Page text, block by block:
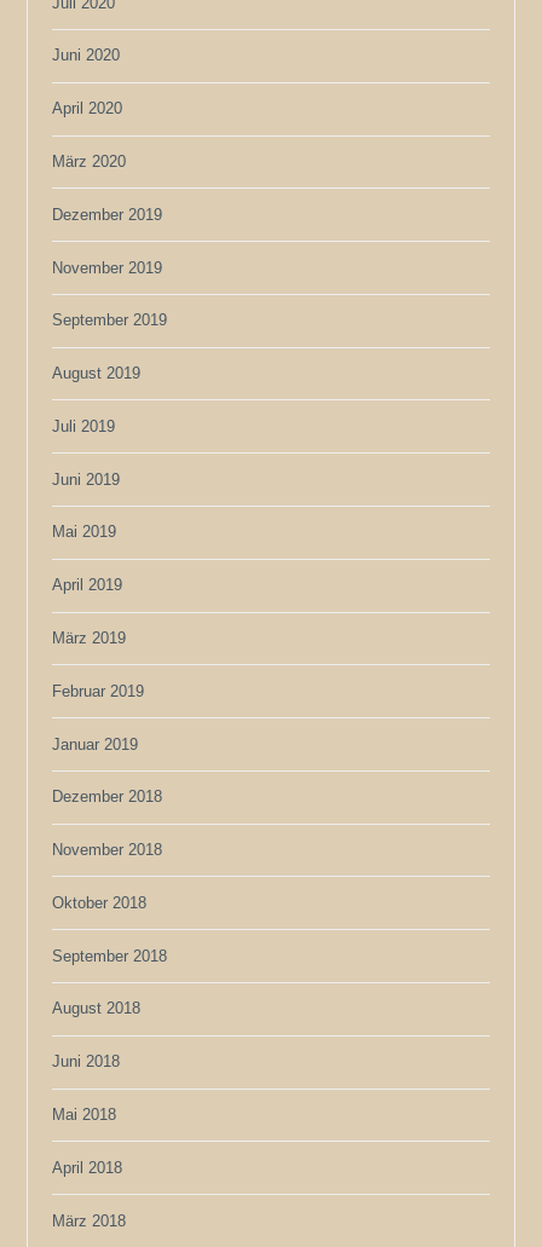
Juni 2020
April 2020
März 2020
Dezember 2019
November 2019
September 2019
August 2019
Juli 2019
Juni 2019
Mai 2019
April 2019
März 2019
Februar 2019
Januar 2019
Dezember 2018
November 2018
Oktober 2018
September 2018
August 2018
Juni 2018
Mai 2018
April 2018
März 2018